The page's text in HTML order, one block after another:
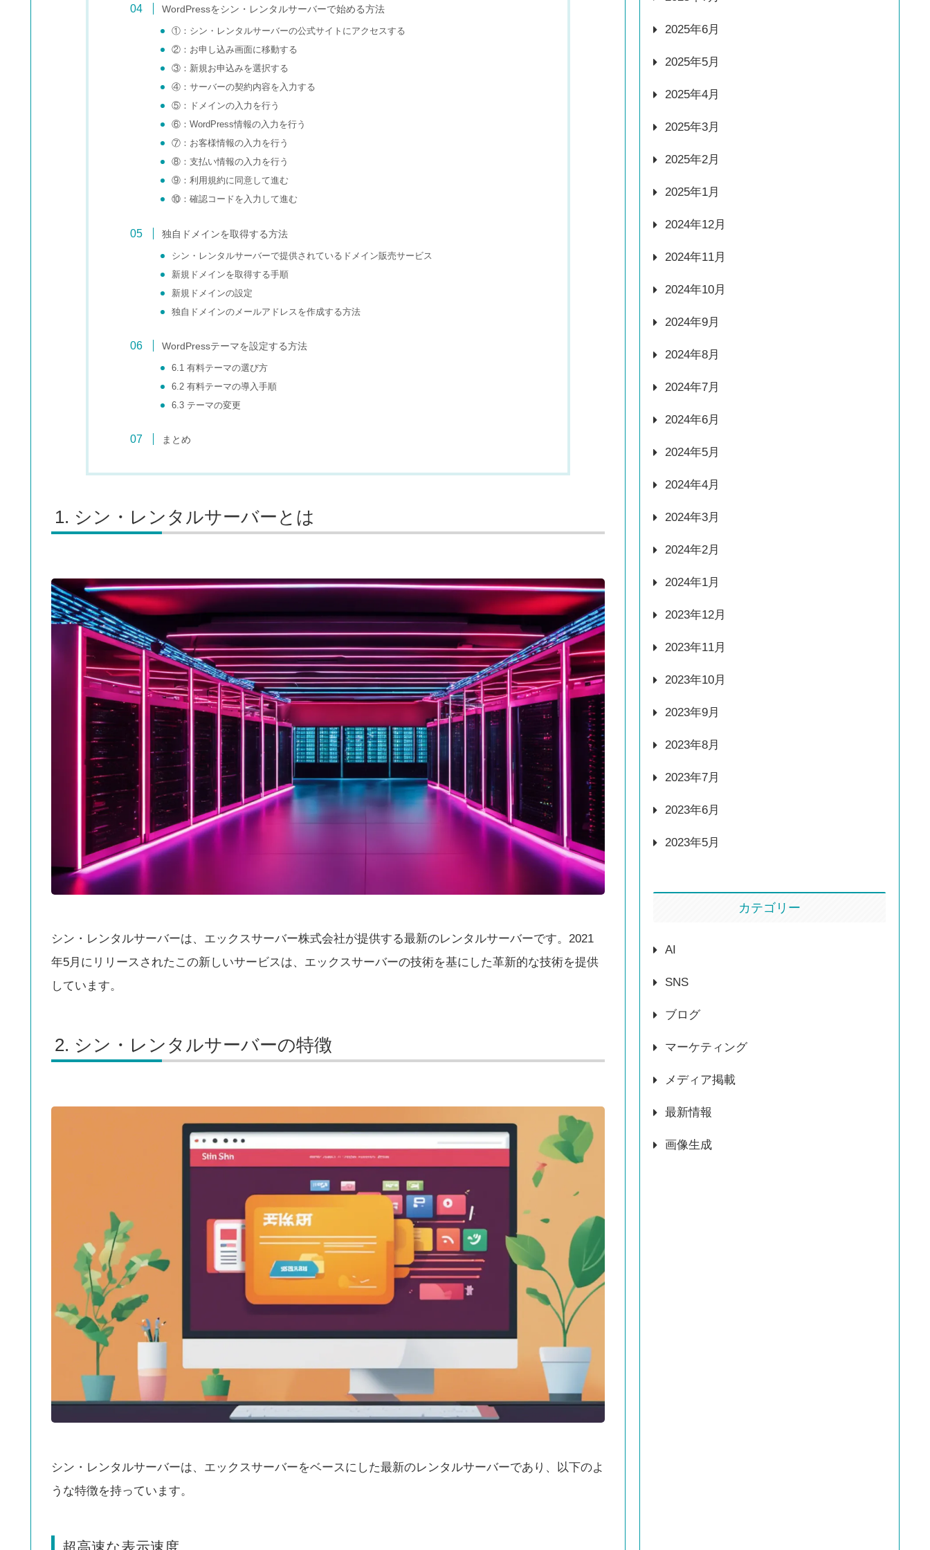
WordPressをシン・レンタルサーバーで始める方法
①：シン・レンタルサーバーの公式サイトにアクセスする
②：お申し込み画面に移動する
③：新規お申込みを選択する
④：サーバーの契約内容を入力する
⑤：ドメインの入力を行う
⑥：WordPress情報の入力を行う
⑦：お客様情報の入力を行う
⑧：支払い情報の入力を行う
⑨：利用規約に同意して進む
⑩：確認コードを入力して進む
独自ドメインを取得する方法
シン・レンタルサーバーで提供されているドメイン販売サービス
新規ドメインを取得する手順
新規ドメインの設定
独自ドメインのメールアドレスを作成する方法
WordPressテーマを設定する方法
6.1 有料テーマの選び方
6.2 有料テーマの導入手順
6.3 テーマの変更
まとめ
シン・レンタルサーバーとは
シン・レンタルサーバーは、エックスサーバー株式会社が提供する最新のレンタルサーバーです。2021
年5月にリリースされたこの新しいサービスは、エックスサーバーの技術を基にした革新的な技術を提供
しています。
シン・レンタルサーバーの特徴
シン・レンタルサーバーは、エックスサーバーをベースにした最新のレンタルサーバーであり、以下のよ
うな特徴を持っています。
2025年6月
2025年5月
2025年4月
2025年3月
2025年2月
2025年1月
2024年12月
2024年11月
2024年10月
2024年9月
2024年8月
2024年7月
2024年6月
2024年5月
2024年4月
2024年3月
2024年2月
2024年1月
2023年12月
2023年11月
2023年10月
2023年9月
2023年8月
2023年7月
2023年6月
2023年5月
カテゴリー
AI
SNS
ブログ
マーケティング
メディア掲載
最新情報
画像生成